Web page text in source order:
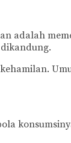
adalah